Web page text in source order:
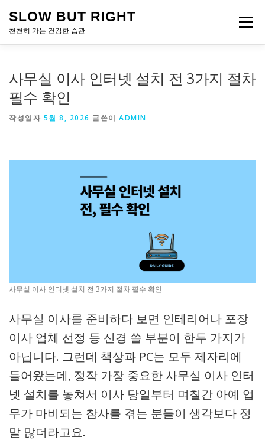
SLOW BUT RIGHT
천천히 가는 건강한 습관
메뉴
사무실 이사 인터넷 설치 전 3가지 절차
필수 확인
작성일자 5월 8, 2026 글쓴이 ADMIN
사무실 이사 인터넷 설치 전 3가지 절차 필수 확인
사무실 이사를 준비하다 보면 인테리어나 포장
이사 업체 선정 등 신경 쓸 부분이 한두 가지가
아닙니다. 그런데 책상과 PC는 모두 제자리에
들어왔는데, 정작 가장 중요한 사무실 이사 인터
넷 설치를 놓쳐서 이사 당일부터 며칠간 아예 업
무가 마비되는 참사를 겪는 분들이 생각보다 정
말 많더라고요.